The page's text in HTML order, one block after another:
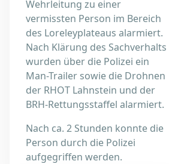
Wehrleitung zu einer
vermissten Person im Bereich
des Loreleyplateaus alarmiert.
Nach Klärung des Sachverhalts
wurden über die Polizei ein
Man-Trailer sowie die Drohnen
der RHOT Lahnstein und der
BRH-Rettungsstaffel alarmiert.
Nach ca. 2 Stunden konnte die
Person durch die Polizei
aufgegriffen werden.